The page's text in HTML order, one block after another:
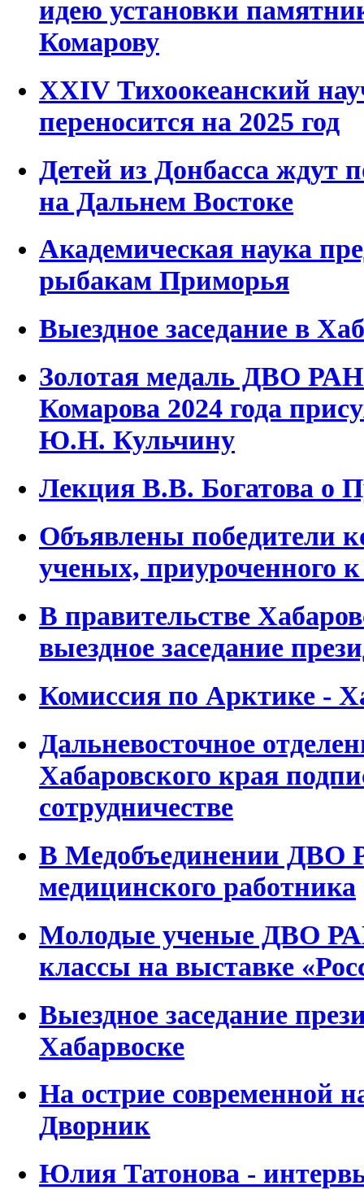
идею установки
Комарову
XXIV Тихоокеанский
переносится на 2025 год
Детей из Донбасса ждут
на Дальнем Востоке
Академическая наука
рыбакам Приморья
Выездное заседание в
Золотая медаль ДВО
Комарова 2024 года
Ю.Н. Кульчину
Лекция В.В. Богатова о
Объявлены победители
ученых, приуроченного
В правительстве
выездное заседание
Комиссия по Арктике -
Дальневосточное
Хабаровского края
сотрудничестве
В Медобъединении ДВО
медицинского работника
Молодые ученые ДВО
классы на выставке
Выездное заседание
Хабарвоске
На острие современной
Дворник
Юлия Татонова -